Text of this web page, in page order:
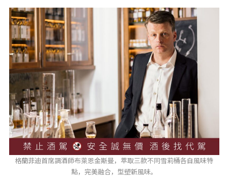
格蘭菲迪首席調酒師布萊恩金斯曼，萃取三款不同雪莉桶各自風味特
點，完美融合，型塑新風味。